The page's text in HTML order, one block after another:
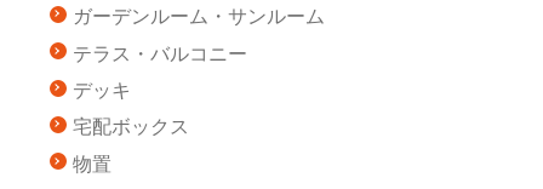
ガーデンルーム・サンルーム
テラス・バルコニー
デッキ
宅配ボックス
物置